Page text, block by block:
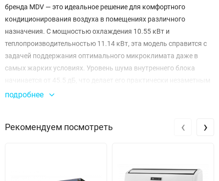
бренда MDV — это идеальное решение для комфортного
кондиционирования воздуха в помещениях различного
назначения. С мощностью охлаждения 10.55 кВт и
теплопроизводительностью 11.14 кВт, эта модель справится с
задачей поддержания оптимального микроклимата даже в
самых жарких условиях. Уровень шума внутреннего блока
начинается от 45.5 дБ, что делает его практически незаметным
во время работы, а наружный блок с уровнем шума 63 дБ также
Эта система использует хладагент R410A, обеспечивая высокую
Номинальная потребляемая мощность составляет всего 3.51
подробнее
Рекомендуем посмотреть ‹ ›